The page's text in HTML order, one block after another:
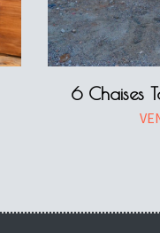
6 Chaises